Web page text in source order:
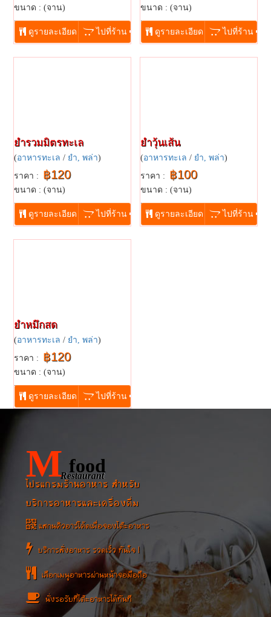
ขนาด : (จาน)
...
ดูรายละเอียด ไปที่ร้าน
ขนาด : (จาน)
...
ดูรายละเอียด ไปที่ร้าน
ยำรวมมิตรทะเล
(อาหารทะเล / ยำ, พล่า)
ราคา : ฿120
ขนาด : (จาน)
...
ดูรายละเอียด ไปที่ร้าน
ยำวุ้นเส้น
(อาหารทะเล / ยำ, พล่า)
ราคา : ฿100
ขนาด : (จาน)
...
ดูรายละเอียด ไปที่ร้าน
ยำหมึกสด
(อาหารทะเล / ยำ, พล่า)
ราคา : ฿120
ขนาด : (จาน)
...
ดูรายละเอียด ไปที่ร้าน
M food
Restaurant
โปรแกรมร้านอาหาร สำหรับ
บริการอาหารและเครื่องดื่ม
แสกนคิวอาร์โค้ดเพื่อจองโต๊ะอาหาร
บริการสั่งอาหาร รวดเร็ว ทันใจ !
เลือกเมนูอาหารผ่านหน้าจอมือถือ
นั่งรอรับที่โต๊ะอาหารได้ทันที